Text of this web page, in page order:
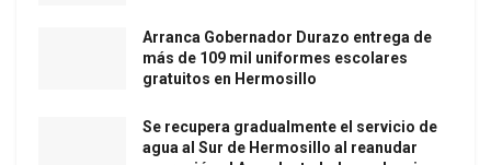
Arranca Gobernador Durazo entrega de
más de 109 mil uniformes escolares
gratuitos en Hermosillo
Se recupera gradualmente el servicio de
agua al Sur de Hermosillo al reanudar